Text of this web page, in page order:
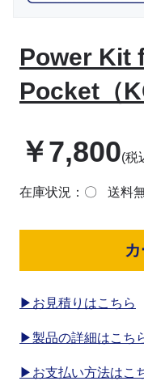
Power Kit
Pocket（
￥7,800(税
在庫状況：〇 送料
▶お見積りはこちら
▶製品の詳細はこち
▶お支払い方法はこ